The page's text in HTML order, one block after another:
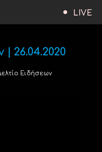
LIVE
26.04.2020
Ειδήσεων